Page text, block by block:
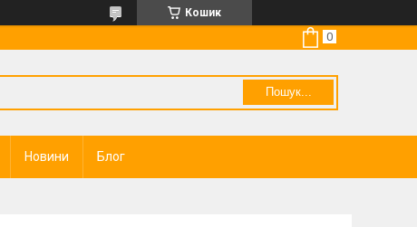
Кошик
Пошук...
Новини Блог